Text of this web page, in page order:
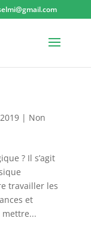
| Non
? Il s’agit
travailler les
et
mettre...